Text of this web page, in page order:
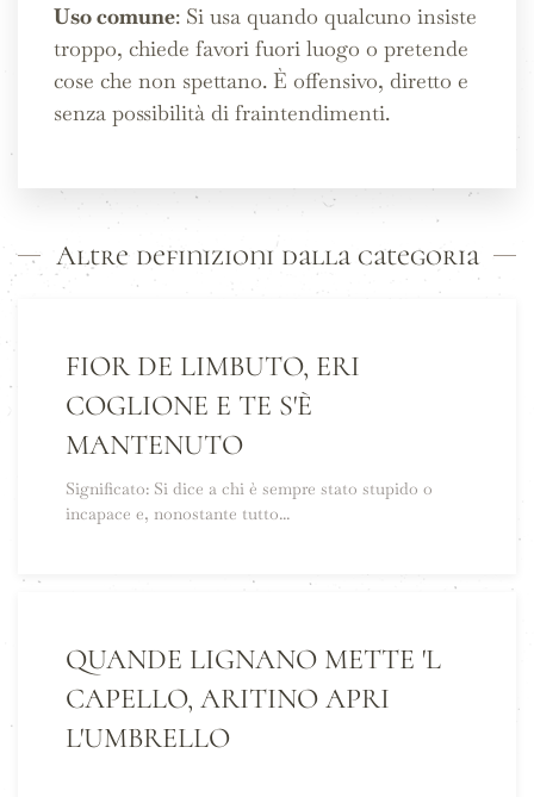
Uso comune: Si usa quando qualcuno insiste
troppo, chiede favori fuori luogo o pretende
cose che non spettano. È offensivo, diretto e
senza possibilità di fraintendimenti.
Altre definizioni dalla categoria
FIOR DE LIMBUTO, ERI
COGLIONE E TE S'È
MANTENUTO
Significato: Si dice a chi è sempre stato stupido o
incapace e, nonostante tutto...
QUANDE LIGNANO METTE 'L
CAPELLO, ARITINO APRI
L'UMBRELLO